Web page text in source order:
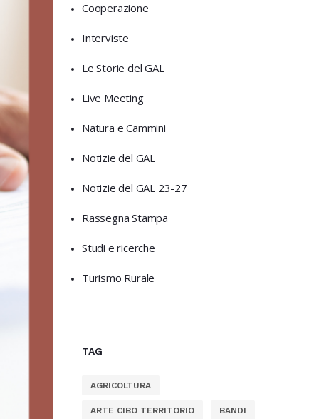
Cooperazione
Interviste
Le Storie del GAL
Live Meeting
Natura e Cammini
Notizie del GAL
Notizie del GAL 23-27
Rassegna Stampa
Studi e ricerche
Turismo Rurale
TAG
AGRICOLTURA
ARTE CIBO TERRITORIO BANDI